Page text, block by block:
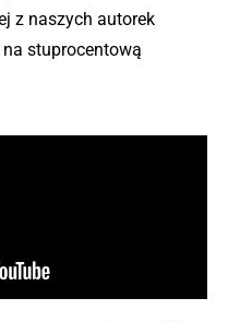
z naszych autorek
stuprocentową